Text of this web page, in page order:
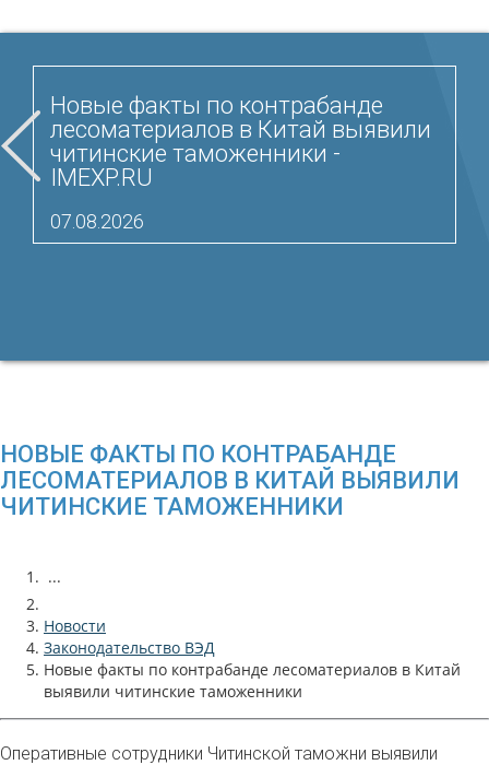
Новые факты по контрабанде
лесоматериалов в Китай выявили
читинские таможенники -
IMEXP.RU
07.08.2026
НОВЫЕ ФАКТЫ ПО КОНТРАБАНДЕ
ЛЕСОМАТЕРИАЛОВ В КИТАЙ ВЫЯВИЛИ
ЧИТИНСКИЕ ТАМОЖЕННИКИ
...
Новости
Законодательство ВЭД
Новые факты по контрабанде лесоматериалов в Китай
выявили читинские таможенники
Оперативные сотрудники Читинской таможни выявили